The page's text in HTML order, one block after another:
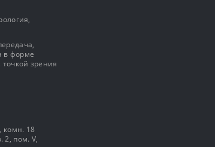
в форме
зрения
комн. 18
2, пом. V,